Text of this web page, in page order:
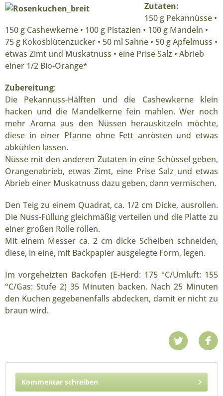
Zutaten:
150 g Pekannüsse •
150 g Cashewkerne • 100 g Pistazien • 100 g Mandeln •
75 g Kokosblütenzucker • 50 ml Sahne • 50 g Apfelmuss •
etwas Zimt und Muskatnuss • eine Prise Salz • Abrieb
einer 1/2 Bio-Orange*
Zubereitung:
Die Pekannuss-Hälften und die Cashewkerne klein
hacken und die Mandelkerne fein mahlen. Wer noch
mehr Aroma aus den Nüssen herauskitzeln möchte,
diese in einer Pfanne ohne Fett anrösten und etwas
abkühlen lassen.
Nüsse mit den anderen Zutaten in eine Schüssel geben,
Orangenabrieb, etwas Zimt, eine Prise Salz und etwas
Abrieb einer Muskatnuss dazu geben, dann vermischen.
Den Teig zu einem Quadrat, ca. 1/2 cm Dicke, ausrollen.
Die Nuss-Füllung gleichmäßig verteilen und die Platte zu
einer großen Rolle rollen.
Mit einem Messer ca. 2 cm dicke Scheiben schneiden,
diese, in eine, mit Backpapier ausgelegte Form, legen.
Im vorgeheizten Backofen (E-Herd: 175 °C/Umluft: 155
°C/Gas: Stufe 2) 35 Minuten backen. Nach 25 Minuten
den Kuchen gegebenenfalls abdecken, damit er nicht zu
braun wird.
Kommentar schreiben